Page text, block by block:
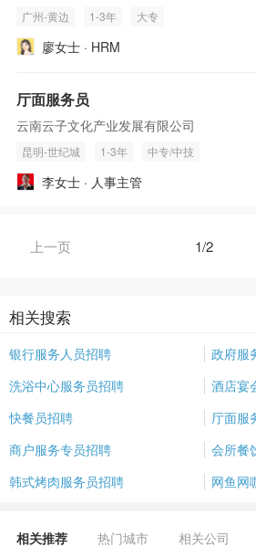
广州-黄边 1-3年 大专
廖女士 · HRM
厅面服务员
云南云子文化产业发展有限公司
昆明-世纪城 1-3年 中专/中技
李女士 · 人事主管
上一页 1/2
相关搜索
银行服务人员招聘
政府服
洗浴中心服务员招聘
酒店宴
快餐员招聘
厅面服
商户服务专员招聘
会所餐
韩式烤肉服务员招聘
网鱼网
相关推荐 热门城市 相关公司